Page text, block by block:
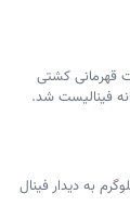
مسابقات قهرمانی کشتی
فینالیست شد.
نماینده کشورمان در وزن ۷۷ کیلوگرم به دیدار فینال